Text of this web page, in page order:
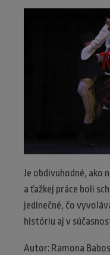
Je obdivuhodné, ako
a ťažkej práce boli
jedinečné, čo
históriu aj v
Autor: Ramona